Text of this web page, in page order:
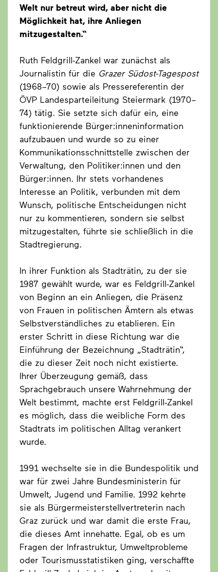
Welt nur betreut wird, aber nicht die
Möglichkeit hat, ihre Anliegen
mitzugestalten.“
Ruth Feldgrill-Zankel war zunächst als
Journalistin für die Grazer Südost-Tagespost
(1968–70) sowie als Pressereferentin der
ÖVP Landesparteileitung Steiermark (1970–
74) tätig. Sie setzte sich dafür ein, eine
funktionierende Bürger:inneninformation
aufzubauen und wurde so zu einer
Kommunikationsschnittstelle zwischen der
Verwaltung, den Politiker:innen und den
Bürger:innen. Ihr stets vorhandenes
Interesse an Politik, verbunden mit dem
Wunsch, politische Entscheidungen nicht
nur zu kommentieren, sondern sie selbst
mitzugestalten, führte sie schließlich in die
Stadtregierung.
In ihrer Funktion als Stadträtin, zu der sie
1987 gewählt wurde, war es Feldgrill-Zankel
von Beginn an ein Anliegen, die Präsenz
von Frauen in politischen Ämtern als etwas
Selbstverständliches zu etablieren. Ein
erster Schritt in diese Richtung war die
Einführung der Bezeichnung „Stadträtin“,
die zu dieser Zeit noch nicht existierte.
Ihrer Überzeugung gemäß, dass
Sprachgebrauch unsere Wahrnehmung der
Welt bestimmt, machte erst Feldgrill-Zankel
es möglich, dass die weibliche Form des
Stadtrats im politischen Alltag verankert
wurde.
1991 wechselte sie in die Bundespolitik und
war für zwei Jahre Bundesministerin für
Umwelt, Jugend und Familie. 1992 kehrte
sie als Bürgermeisterstellvertreterin nach
Graz zurück und war damit die erste Frau,
die dieses Amt innehatte. Egal, ob es um
Fragen der Infrastruktur, Umweltprobleme
oder Tourismusstatistiken ging, verschaffte